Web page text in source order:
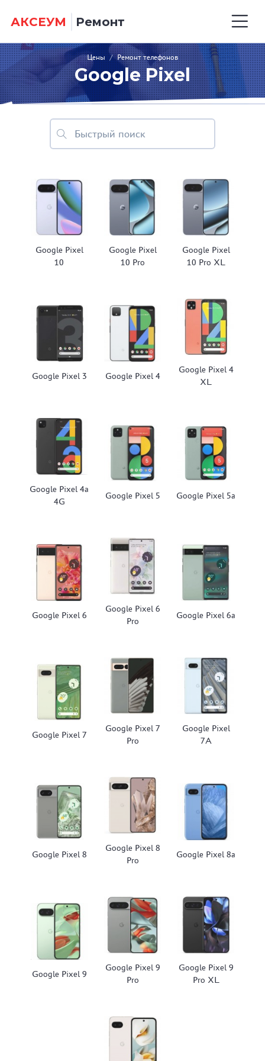
АКСЕУМ Ремонт
Цены / Ремонт телефонов
Google Pixel
Google Pixel
10
Google Pixel
10 Pro
Google Pixel
10 Pro XL
Google Pixel 3 Google Pixel 4
Google Pixel 4
XL
Google Pixel 4a
4G
Google Pixel 5 Google Pixel 5a
Google Pixel 6
Google Pixel 6
Pro
Google Pixel 6a
Google Pixel 7
Google Pixel 7
Pro
Google Pixel
7A
Google Pixel 8
Google Pixel 8
Pro
Google Pixel 8a
Google Pixel 9
Google Pixel 9
Pro
Google Pixel 9
Pro XL